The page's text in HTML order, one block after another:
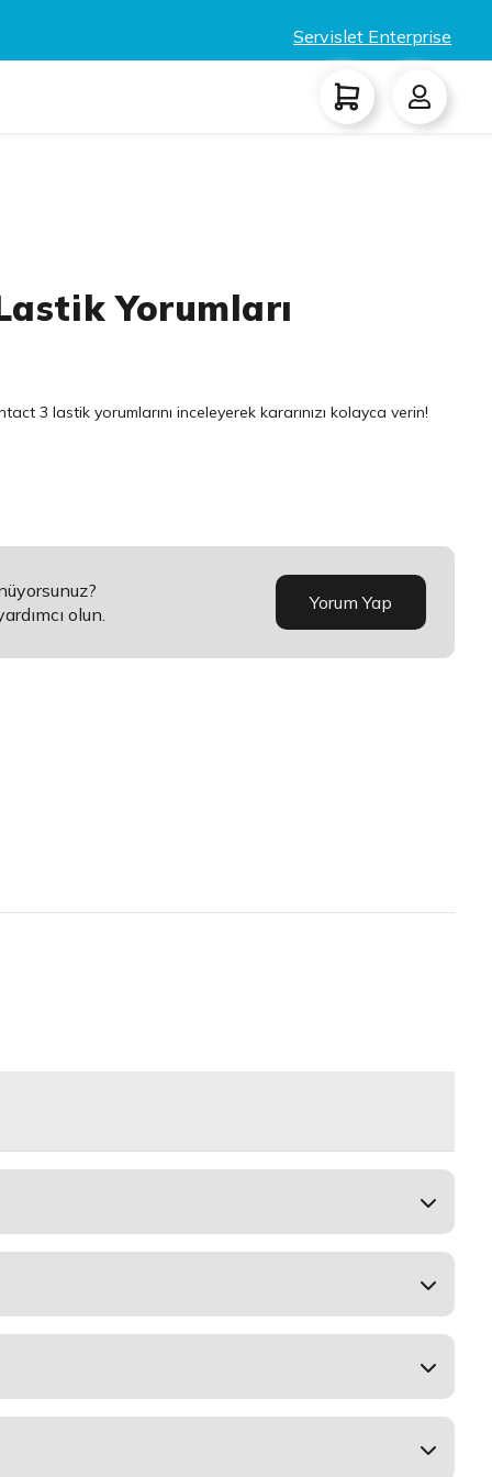
Servislet Enterprise
Yorumları
3 lastik yorumlarını inceleyerek kararınızı kolayca verin!
olun.
Yorum Yap